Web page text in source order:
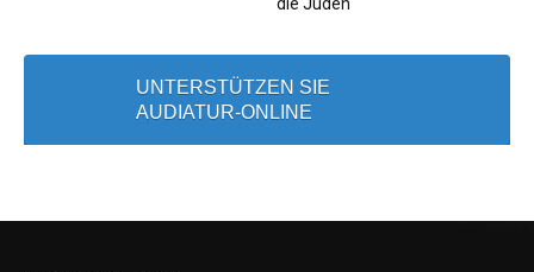
UNTERSTÜTZEN SIE
AUDIATUR-ONLINE